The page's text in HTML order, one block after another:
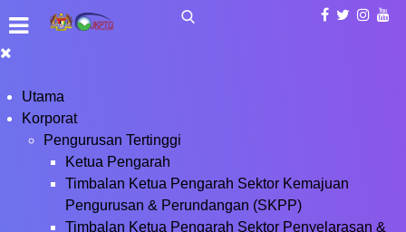
Utama
Korporat
Pengurusan Tertinggi
Ketua Pengarah
Timbalan Ketua Pengarah Sektor Kemajuan
Pengurusan & Perundangan (SKPP)
Timbalan Ketua Pengarah Sektor Penyelarasan &